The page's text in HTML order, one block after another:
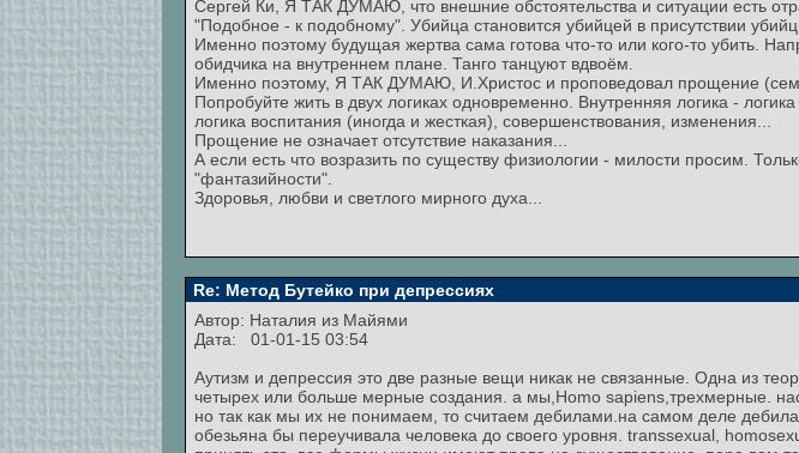
Сергей Ки, Я ТАК ДУМАЮ, что внешние обстоятельства и ситуации есть
"Подобное - к подобному". Убийца становится убийцей в присутствии
Именно поэтому будущая жертва сама готова что-то или кого-то убить.
обидчика на внутреннем плане. Танго танцуют вдвоём.
Именно поэтому, Я ТАК ДУМАЮ, И.Христос и проповедовал прощение
Попробуйте жить в двух логиках одновременно. Внутренняя логика -
логика воспитания (иногда и жесткая), совершенствования, изменения...
Прощение не означает отсутствие наказания...
А если есть что возразить по существу физиологии - милости просим.
"фантазийности".
Здоровья, любви и светлого мирного духа...
Re: Метод Бутейко при депрессиях
Автор: Hаталия из Майями
Дата: 01-01-15 03:54
Аутизм и депрессия это две разные вещи никак не связанные. Одна из
четырех или больше мерные создания. а мы,Homo sapiens,трехмерные.
но так как мы их не понимаем, то считаем дебилами.на самом деле
обезьяна бы переучивала человека до своего уровня. transsexual,